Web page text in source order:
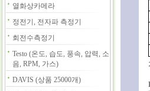
열화상카메라
정전기, 전자파 측정기
회전수측정기
Testo (온도, 습도, 풍속, 압력, 소
음, RPM, 가스)
DAVIS (상품 25000개)